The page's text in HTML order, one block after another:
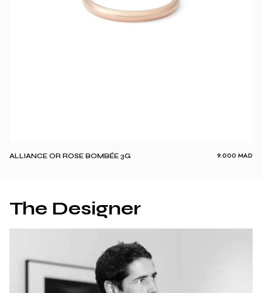
ALLIANCE OR ROSE BOMBÉE 3G 9.000 MAD
The Designer